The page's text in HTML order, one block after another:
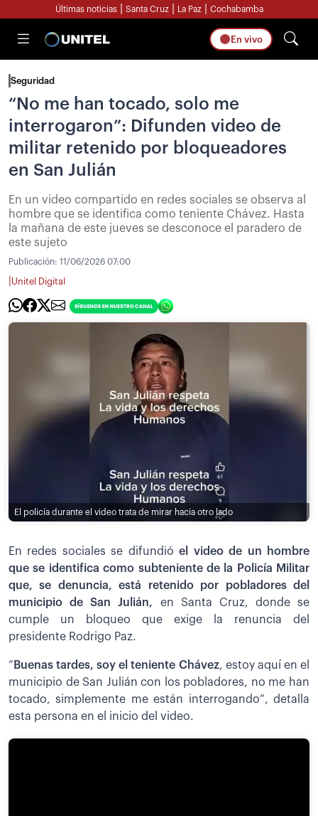
Últimas noticias Santa Cruz La Paz Cochabamba
En vivo
Seguridad
“No me han tocado, solo me
interrogaron”: Difunden video de
militar retenido por bloqueadores
en San Julián
En un video compartido en redes sociales se observa al
hombre que se identifica como teniente Chávez. Hasta
la mañana de este jueves se desconoce el paradero de
este sujeto
Publicación: 11/06/2026 07:00
Unitel Digital
El policía durante el video trata de mirar hacia otro lado
En redes sociales se difundióel video de un hombre
que se identifica como subteniente de la Policía Militar
que, se denuncia, está retenido por pobladores del
municipio de San Julián, en Santa Cruz, donde se
cumple un bloqueo que exige la renuncia del
presidente Rodrigo Paz.
“ Buenas tardes, soy el teniente Chávez, estoy aquí en el
municipio de San Julián con los pobladores, no me han
tocado, simplemente me están interrogando”, detalla
esta persona en el inicio del video.